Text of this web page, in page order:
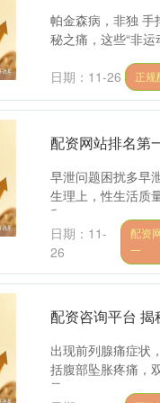
帕金森病，非独 手
秘之痛，这些“非
日期：11-26 正规
配资网站排名第
早泄问题困扰多早
生理上，性生活质
和....
日期：11-
26
配资
一
配资咨询平台 揭
出现前列腺痛症状
括腹部坠胀疼痛，
导....